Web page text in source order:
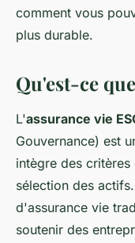
comment vous
plus durable.
Qu'est-ce
L'assurance vie
Gouvernance) est
intègre des critères
sélection des
d'assurance vie
soutenir des